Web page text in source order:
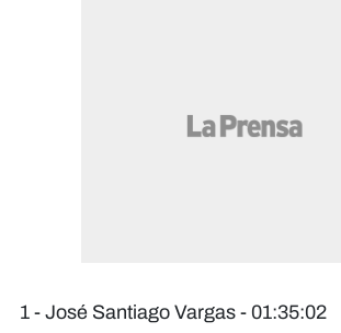
1 - José Santiago Vargas - 01:35:02